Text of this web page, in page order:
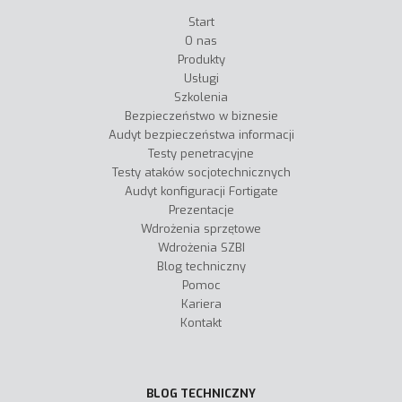
Start
O nas
Produkty
Usługi
Szkolenia
Bezpieczeństwo w biznesie
Audyt bezpieczeństwa informacji
Testy penetracyjne
Testy ataków socjotechnicznych
Audyt konfiguracji Fortigate
Prezentacje
Wdrożenia sprzętowe
Wdrożenia SZBI
Blog techniczny
Pomoc
Kariera
Kontakt
BLOG TECHNICZNY